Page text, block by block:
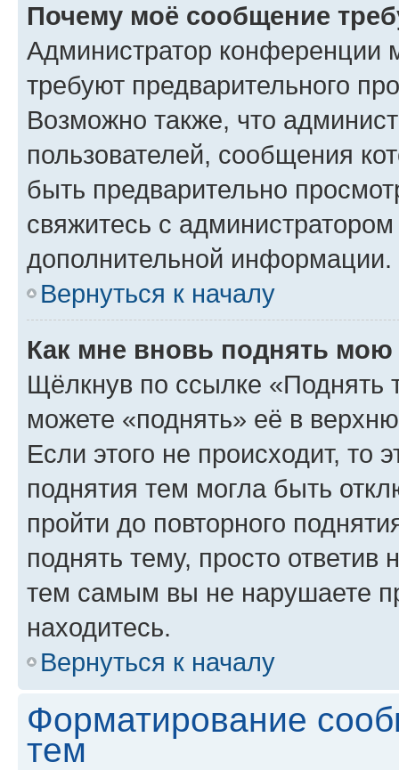
Почему моё сообщение
Администратор конференции
требуют предварительного
Возможно также, что
пользователей, сообщения
быть предварительно
свяжитесь с
дополнительной информации.
Вернуться к началу
Как мне вновь поднять мою
Щёлкнув по ссылке «Поднять
можете «поднять» её в
Если этого не происходит, то
поднятия тем могла быть
пройти до повторного
поднять тему, просто ответив
тем самым вы не нарушаете
находитесь.
Вернуться к началу
Форматирование
тем